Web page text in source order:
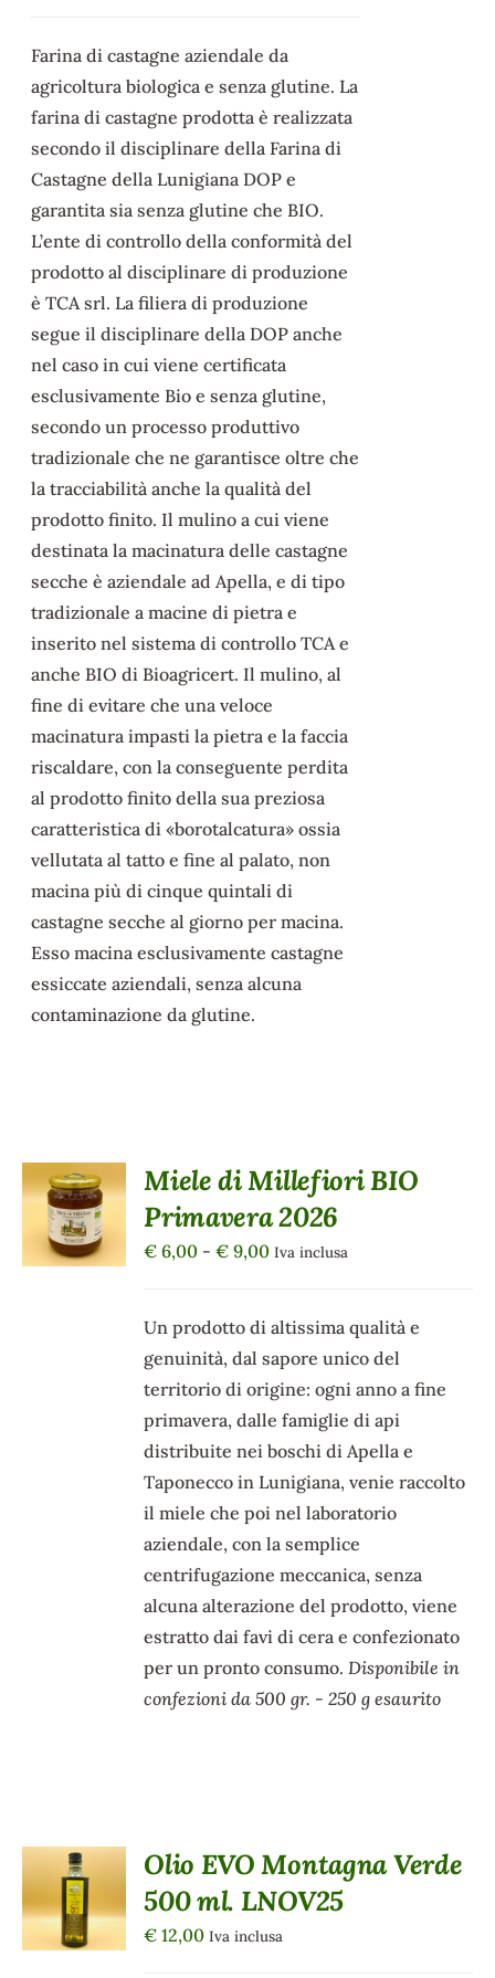
Farina di castagne aziendale da
agricoltura biologica e senza glutine. La
farina di castagne prodotta è realizzata
secondo il disciplinare della Farina di
Castagne della Lunigiana DOP e
garantita sia senza glutine che BIO.
L’ente di controllo della conformità del
prodotto al disciplinare di produzione
è TCA srl. La filiera di produzione
segue il disciplinare della DOP anche
nel caso in cui viene certificata
esclusivamente Bio e senza glutine,
secondo un processo produttivo
tradizionale che ne garantisce oltre che
la tracciabilità anche la qualità del
prodotto finito. Il mulino a cui viene
destinata la macinatura delle castagne
secche è aziendale ad Apella, e di tipo
tradizionale a macine di pietra e
inserito nel sistema di controllo TCA e
anche BIO di Bioagricert. Il mulino, al
fine di evitare che una veloce
macinatura impasti la pietra e la faccia
riscaldare, con la conseguente perdita
al prodotto finito della sua preziosa
caratteristica di «borotalcatura» ossia
vellutata al tatto e fine al palato, non
macina più di cinque quintali di
castagne secche al giorno per macina.
Esso macina esclusivamente castagne
essiccate aziendali, senza alcuna
contaminazione da glutine.
SCEGLI
QUESTO
PRODOTTO
HA
POSSONO
PRODOTTO
/
DETTAGLI
Miele di Millefiori BIO
Primavera 2026
€ 6,00 - € 9,00Fascia
€ 6,00
a
€ 9,00
Iva inclusa
Un prodotto di altissima qualità e
genuinità, dal sapore unico del
territorio di origine: ogni anno a fine
primavera, dalle famiglie di api
distribuite nei boschi di Apella e
Taponecco in Lunigiana, venie raccolto
il miele che poi nel laboratorio
aziendale, con la semplice
centrifugazione meccanica, senza
alcuna alterazione del prodotto, viene
estratto dai favi di cera e confezionato
per un pronto consumo.Disponibile in
confezioni da 500 gr. - 250 g esaurito
AGGIUNGI
AL
CARRELLO
/
DETTAGLI
Olio EVO Montagna Verde
500 ml. LNOV25
€ 12,00 Iva inclusa